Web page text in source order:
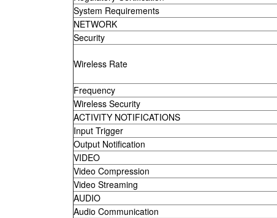
System Requirements
NETWORK
Security
Wireless Rate
Frequency
Wireless Security
ACTIVITY NOTIFICATIONS
Input Trigger
Output Notification
VIDEO
Video Compression
Video Streaming
AUDIO
Audio Communication